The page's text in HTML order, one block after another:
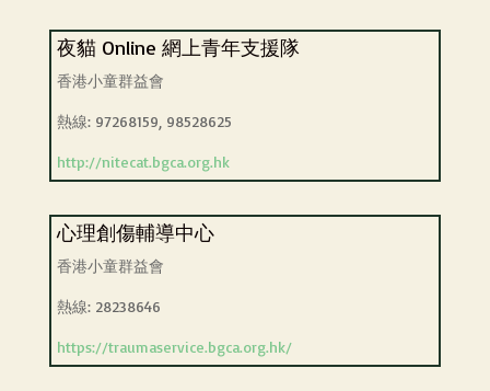
夜貓 Online 網上青年支援隊
香港小童群益會
熱線: 97268159, 98528625
http://nitecat.bgca.org.hk
心理創傷輔導中心
香港小童群益會
熱線: 28238646
https://traumaservice.bgca.org.hk/